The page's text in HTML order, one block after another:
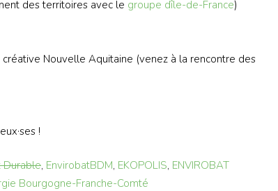
des territoires avec le groupe dîle-de-France)
Nouvelle Aquitaine (venez à la rencontre des
!
Durable, EnvirobatBDM, EKOPOLIS, ENVIROBAT
Bourgogne-Franche-Comté